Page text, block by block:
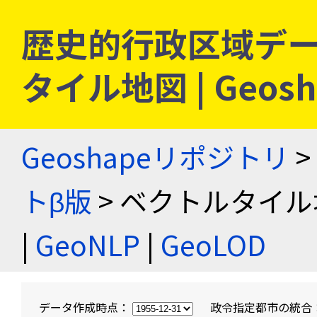
歴史的行政区域デ
タイル地図 |
Geoshapeリポジトリ >
トβ版 > ベクトルタイ
| GeoNLP | GeoLOD
データ作成時点： 政令指定都市の統